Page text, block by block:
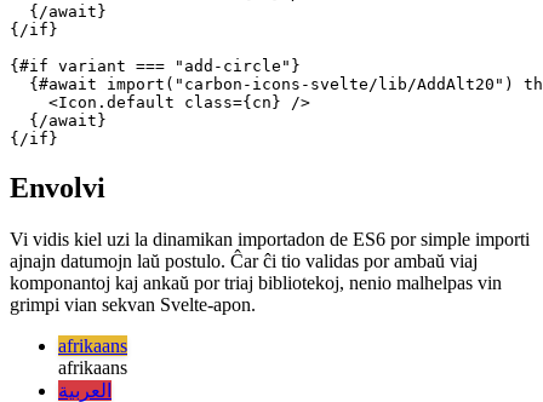
{#if variant === "close"}
{#await import("carbon-icons-svelte/lib/Close20")
    <Icon.default class={cn} />
  {/await}
{/if}
{#if variant === "add-circle"}
{#await import("carbon-icons-svelte/lib/AddAlt20")
  {/await}
Envolvi
Vi vidis kiel uzi la dinamikan importadon de ES6 por simple importi
komponantoj kaj ankaŭ por triaj bibliotekoj, nenio malhelpas vin
grimpi vian sekvan Svelte-apon.